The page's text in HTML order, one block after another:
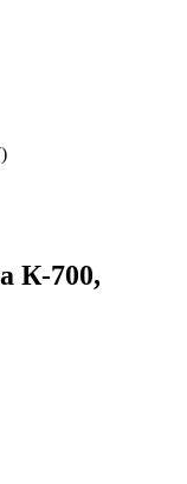
К-700,